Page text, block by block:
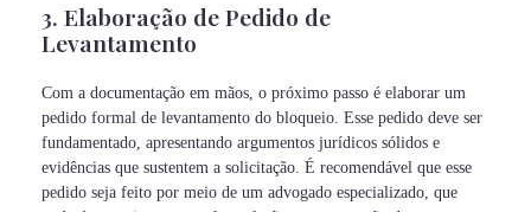
3. Elaboração de Pedido de
Levantamento
Com a documentação em mãos, o próximo passo é elaborar um
pedido formal de levantamento do bloqueio. Esse pedido deve ser
fundamentado, apresentando argumentos jurídicos sólidos e
evidências que sustentem a solicitação. É recomendável que esse
pedido seja feito por meio de um advogado especializado, que